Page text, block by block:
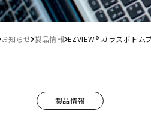
お知らせ 製品情報 EZVIEW® ガラスボトム
製品情報